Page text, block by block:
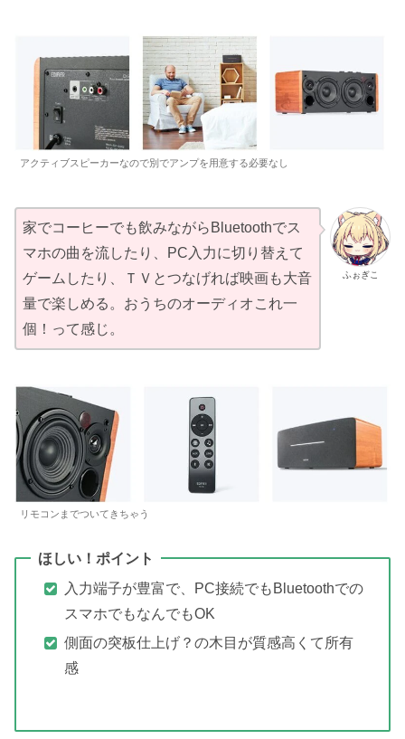
アクティブスピーカーなので別でアンプを用意する必要なし
ふぉぎこ
家でコーヒーでも飲みながらBluetoothでス
マホの曲を流したり、PC入力に切り替えて
ゲームしたり、ＴＶとつなげれば映画も大音
量で楽しめる。おうちのオーディオこれ一
個！って感じ。
リモコンまでついてきちゃう
ほしい！ポイント
入力端子が豊富で、PC接続でもBluetoothでの
スマホでもなんでもOK
側面の突板仕上げ？の木目が質感高くて所有
感